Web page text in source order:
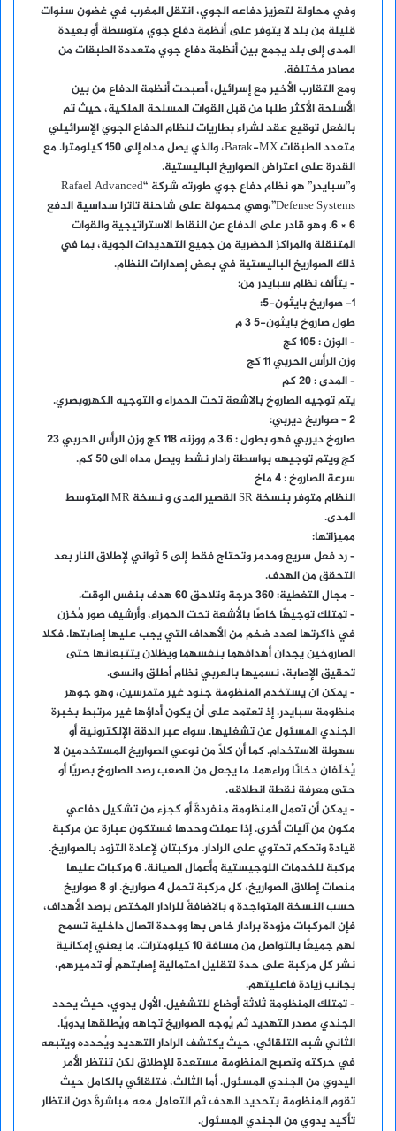
وفي محاولة لتعزيز دفاعه الجوي، انتقل المغرب في غضون سنوات
قليلة من بلد لا يتوفر على أنظمة دفاع جوي متوسطة أو بعيدة
المدى إلى بلد يجمع بين أنظمة دفاع جوي متعددة الطبقات من
مصادر مختلفة.
ومع التقارب الأخير مع إسرائيل، أصبحت أنظمة الدفاع من بين
الأسلحة الأكثر طلبا من قبل القوات المسلحة الملكية، حيث تم
بالفعل توقيع عقد لشراء بطاريات لنظام الدفاع الجوي الإسرائيلي
متعدد الطبقات Barak-MX، والذي يصل مداه إلى 150 كيلومترا. مع
القدرة على اعتراض الصواريخ الباليستية.
و”سبايدر” هو نظام دفاع جوي طورته شركة “Rafael Advanced
Defense Systems”،وهي محمولة على شاحنة تاترا سداسية الدفع
6 × 6. وهو قادر على الدفاع عن النقاط الاستراتيجية والقوات
المتنقلة والمراكز الحضرية من جميع التهديدات الجوية، بما في
ذلك الصواريخ الباليستية في بعض إصدارات النظام.
– يتألف نظام سبايدر من:
1- صواريخ بايثون-5:
طول صاروخ بايثون-5 3 م
– الوزن : 105 كج
وزن الرأس الحربي 11 كج
– المدى : 20 كم
يتم توجيه الصاروخ بالاشعة تحت الحمراء و التوجيه الكهروبصري.
2 – صواريخ ديربي:
صاروخ ديربي فهو بطول : 3.6 م ووزنه 118 كج وزن الرأس الحربي 23
كج ويتم توجيهه بواسطة رادار نشط ويصل مداه الى 50 كم.
سرعة الصاروخ : 4 ماخ
النظام متوفر بنسخة SR القصير المدى و نسخة MR المتوسط
المدى.
مميزاتها:
– رد فعل سريع ومدمر وتحتاج فقط إلى 5 ثواني لإطلاق النار بعد
التحقق من الهدف.
– مجال التغطية: 360 درجة وتلاحق 60 هدف بنفس الوقت.
– تمتلك توجيهًا خاصًا بالأشعة تحت الحمراء، وأرشيف صور مُخزن
في ذاكرتها لعدد ضخم من الأهداف التي يجب عليها إصابتها. فكلا
الصاروخين يجدان أهدافهما بنفسهما ويظلان يتتبعانها حتى
تحقيق الإصابة، نسميها بالعربي نظام أطلق وانسى.
– يمكن ان يستخدم المنظومة جنود غير متمرسين، وهو جوهر
منظومة سبايدر. إذ تعتمد على أن يكون أداؤها غير مرتبط بخبرة
الجندي المسئول عن تشغليها. سواء عبر الدقة الإلكترونية أو
سهولة الاستخدام. كما أن كلًا من نوعي الصواريخ المستخدمين لا
يُخلّفان دخانًا وراءهما. ما يجعل من الصعب رصد الصاروخ بصريًا أو
حتى معرفة نقطة انطلاقه.
– يمكن أن تعمل المنظومة منفردةً أو كجزء من تشكيل دفاعي
مكون من آليات أخرى. إذا عملت وحدها فستكون عبارة عن مركبة
قيادة وتحكم تحتوي على الرادار. مركبتان لإعادة التزود بالصواريخ.
مركبة للخدمات اللوجيستية وأعمال الصيانة. 6 مركبات عليها
منصات إطلاق الصواريخ، كل مركبة تحمل 4 صواريخ. او 8 صواريخ
حسب النسخة المتواجدة و بالاضافةً للرادار المختص برصد الأهداف،
فإن المركبات مزودة برادار خاص بها ووحدة اتصال داخلية تسمح
لهم جميعًا بالتواصل من مسافة 10 كيلومترات. ما يعني إمكانية
نشر كل مركبة على حدة لتقليل احتمالية إصابتهم أو تدميرهم،
بجانب زيادة فاعليتهم.
– تمتلك المنظومة ثلاثة أوضاع للتشغيل. الأول يدوي، حيث يحدد
الجندي مصدر التهديد ثم يُوجه الصواريخ تجاهه ويُطلقها يدويًا.
الثاني شبه التلقائي، حيث يكتشف الرادار التهديد ويُحدده ويتبعه
في حركته وتصبح المنظومة مستعدة للإطلاق لكن تنتظر الأمر
اليدوي من الجندي المسئول. أما الثالث، فتلقائي بالكامل حيث
تقوم المنظومة بتحديد الهدف ثم التعامل معه مباشرةً دون انتظار
تأكيد يدوي من الجندي المسئول.